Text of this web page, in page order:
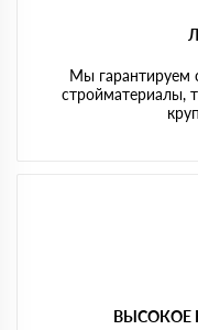
Мы гарантируем
стройматериалы,
ВЫСОКОЕ